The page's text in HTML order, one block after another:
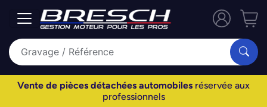
Vente de pièces détachées automobiles réservée aux
professionnels